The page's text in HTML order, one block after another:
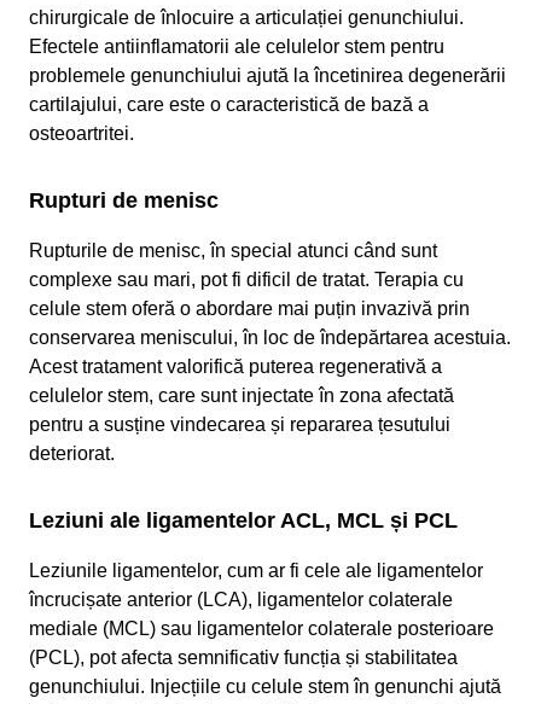
chirurgicale de înlocuire a articulației genunchiului.
Efectele antiinflamatorii ale celulelor stem pentru
problemele genunchiului ajută la încetinirea degenerării
cartilajului, care este o caracteristică de bază a
osteoartritei.
Rupturi de menisc
Rupturile de menisc, în special atunci când sunt
complexe sau mari, pot fi dificil de tratat. Terapia cu
celule stem oferă o abordare mai puțin invazivă prin
conservarea meniscului, în loc de îndepărtarea acestuia.
Acest tratament valorifică puterea regenerativă a
celulelor stem, care sunt injectate în zona afectată
pentru a susține vindecarea și repararea țesutului
deteriorat.
Leziuni ale ligamentelor ACL, MCL și PCL
Leziunile ligamentelor, cum ar fi cele ale ligamentelor
încrucișate anterior (LCA), ligamentelor colaterale
mediale (MCL) sau ligamentelor colaterale posterioare
(PCL), pot afecta semnificativ funcția și stabilitatea
genunchiului. Injecțiile cu celule stem în genunchi ajută